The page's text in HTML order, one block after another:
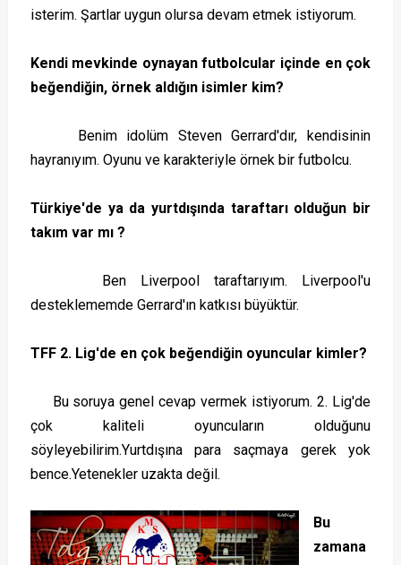
isterim. Şartlar uygun olursa devam etmek istiyorum.
Kendi mevkinde oynayan futbolcular içinde en çok
beğendiğin, örnek aldığın isimler kim?
Benim idolüm Steven Gerrard'dır, kendisinin
hayranıyım. Oyunu ve karakteriyle örnek bir futbolcu.
Türkiye'de ya da yurtdışında taraftarı olduğun bir
takım var mı ?
Ben Liverpool taraftarıyım. Liverpool'u
desteklememde Gerrard'ın katkısı büyüktür.
TFF 2. Lig'de en çok beğendiğin oyuncular kimler?
Bu soruya genel cevap vermek istiyorum. 2. Lig'de
çok kaliteli oyuncuların olduğunu
söyleyebilirim.Yurtdışına para saçmaya gerek yok
bence.Yetenekler uzakta değil.
Bu
zamana